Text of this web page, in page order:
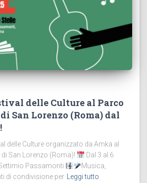
delle Culture al Parco
San Lorenzo (Roma) dal
delle Culture organizzato da Amka al
di San Lorenzo (Roma)!
Dal 3 al 6
Passamonti
Musica,
di condivisione per Leggi tutto